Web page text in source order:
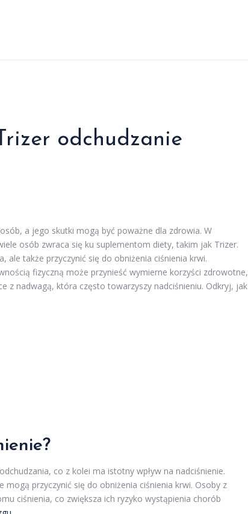
odchudzanie
a jego skutki mogą być poważne dla zdrowia. W
osób zwraca się ku suplementom diety, takim jak Trizer.
ale także przyczynić się do obniżenia ciśnienia krwi.
fizyczną może przynieść wymierne korzyści zdrowotne,
z nadwagą, która często towarzyszy nadciśnieniu. Odkryj, jak
co z kolei ma istotny wpływ na nadciśnienie.
przyczynić się do obniżenia ciśnienia krwi. Osoby z
ciśnienia, co zwiększa ich ryzyko wystąpienia chorób